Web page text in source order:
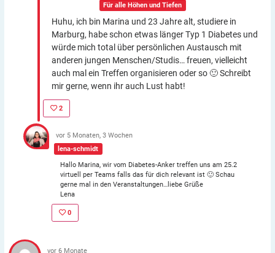
Für alle Höhen und Tiefen
Huhu, ich bin Marina und 23 Jahre alt, studiere in
Marburg, habe schon etwas länger Typ 1 Diabetes und
würde mich total über persönlichen Austausch mit
anderen jungen Menschen/Studis… freuen, vielleicht
auch mal ein Treffen organisieren oder so 🙂 Schreibt
mir gerne, wenn ihr auch Lust habt!
2
lena-schmidt
vor 5 Monaten, 3 Wochen
Hallo Marina, wir vom Diabetes-Anker treffen uns am 25.2
virtuell per Teams falls das für dich relevant ist 🙂 Schau
gerne mal in den Veranstaltungen…liebe Grüße
Lena
0
vor 6 Monate